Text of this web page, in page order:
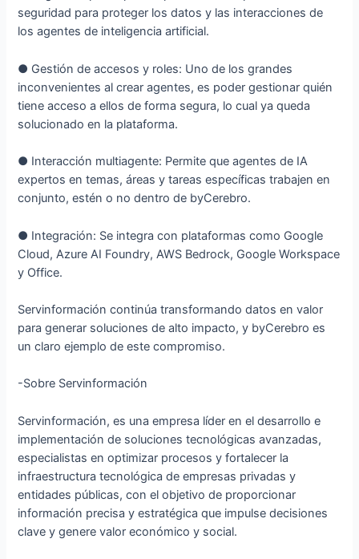
seguridad para proteger los datos y las interacciones de
los agentes de inteligencia artificial.
● Gestión de accesos y roles: Uno de los grandes
inconvenientes al crear agentes, es poder gestionar quién
tiene acceso a ellos de forma segura, lo cual ya queda
solucionado en la plataforma.
● Interacción multiagente: Permite que agentes de IA
expertos en temas, áreas y tareas específicas trabajen en
conjunto, estén o no dentro de byCerebro.
● Integración: Se integra con plataformas como Google
Cloud, Azure AI Foundry, AWS Bedrock, Google Workspace
y Office.
Servinformación continúa transformando datos en valor
para generar soluciones de alto impacto, y byCerebro es
un claro ejemplo de este compromiso.
-Sobre Servinformación
Servinformación, es una empresa líder en el desarrollo e
implementación de soluciones tecnológicas avanzadas,
especialistas en optimizar procesos y fortalecer la
infraestructura tecnológica de empresas privadas y
entidades públicas, con el objetivo de proporcionar
información precisa y estratégica que impulse decisiones
clave y genere valor económico y social.